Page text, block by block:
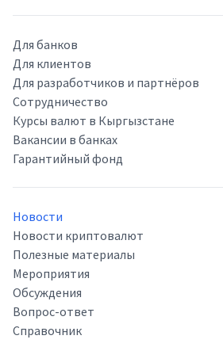
Для банков
Для клиентов
Для разработчиков и партнёров
Сотрудничество
Курсы валют в Кыргызстане
Вакансии в банках
Гарантийный фонд
Новости
Новости криптовалют
Полезные материалы
Мероприятия
Обсуждения
Вопрос-ответ
Справочник